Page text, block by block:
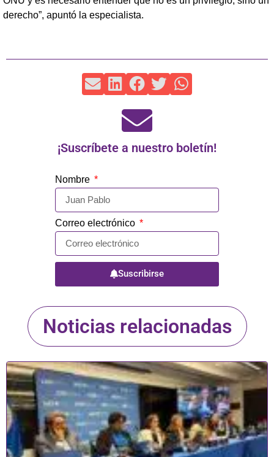
derecho”, apuntó la especialista.
¡Suscríbete a nuestro boletín!
Nombre
Correo electrónico
Suscribirse
Noticias relacionadas